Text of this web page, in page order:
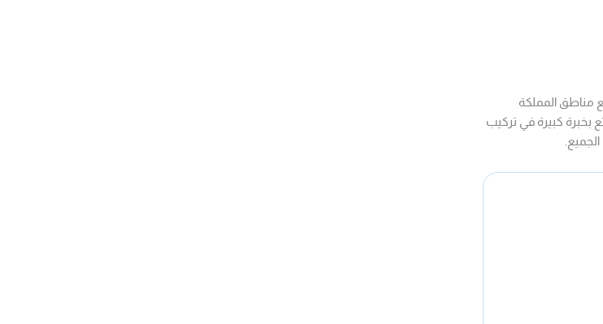
مناطق المملكة
بخبرة كبيرة في تركيب